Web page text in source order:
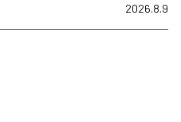
2026.8.9